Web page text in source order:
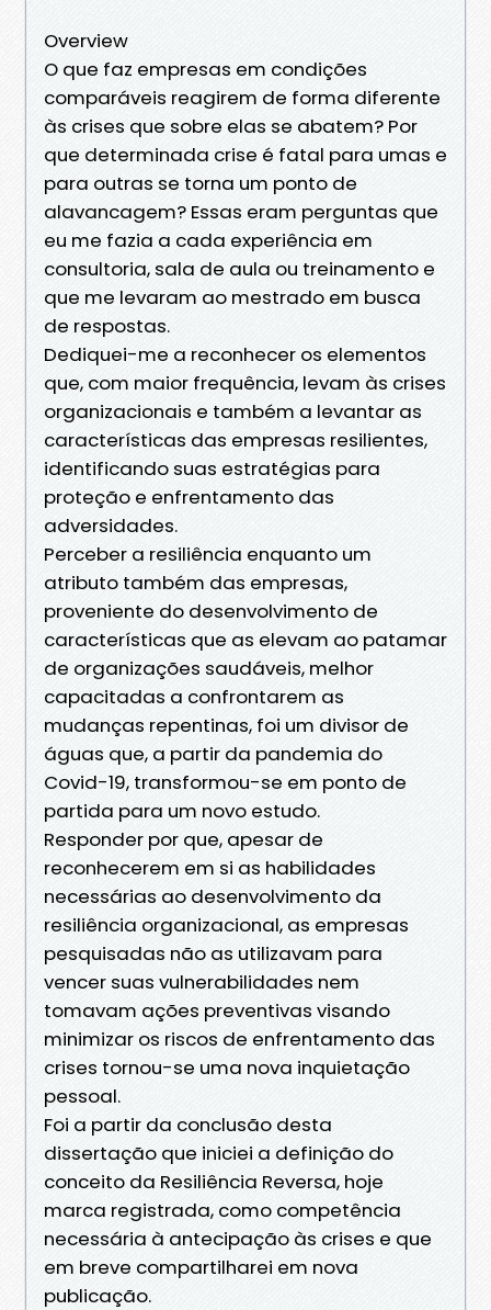
Overview
O que faz empresas em condições
comparáveis reagirem de forma diferente
às crises que sobre elas se abatem? Por
que determinada crise é fatal para umas e
para outras se torna um ponto de
alavancagem? Essas eram perguntas que
eu me fazia a cada experiência em
consultoria, sala de aula ou treinamento e
que me levaram ao mestrado em busca
de respostas.
Dediquei-me a reconhecer os elementos
que, com maior frequência, levam às crises
organizacionais e também a levantar as
características das empresas resilientes,
identificando suas estratégias para
proteção e enfrentamento das
adversidades.
Perceber a resiliência enquanto um
atributo também das empresas,
proveniente do desenvolvimento de
características que as elevam ao patamar
de organizações saudáveis, melhor
capacitadas a confrontarem as
mudanças repentinas, foi um divisor de
águas que, a partir da pandemia do
Covid-19, transformou-se em ponto de
partida para um novo estudo.
Responder por que, apesar de
reconhecerem em si as habilidades
necessárias ao desenvolvimento da
resiliência organizacional, as empresas
pesquisadas não as utilizavam para
vencer suas vulnerabilidades nem
tomavam ações preventivas visando
minimizar os riscos de enfrentamento das
crises tornou-se uma nova inquietação
pessoal.
Foi a partir da conclusão desta
dissertação que iniciei a definição do
conceito da Resiliência Reversa, hoje
marca registrada, como competência
necessária à antecipação às crises e que
em breve compartilharei em nova
publicação.